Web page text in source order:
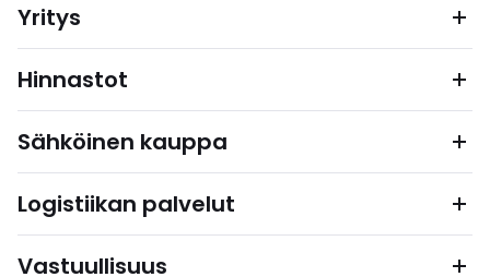
Yritys
Hinnastot
Sähköinen kauppa
Logistiikan palvelut
Vastuullisuus